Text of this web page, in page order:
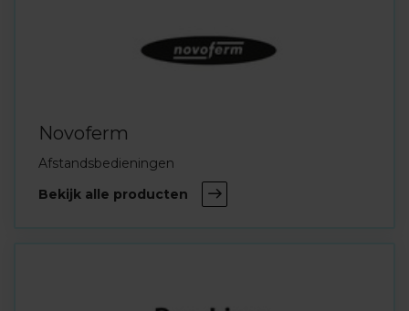
Novoferm
Afstandsbedieningen
Bekijk alle producten